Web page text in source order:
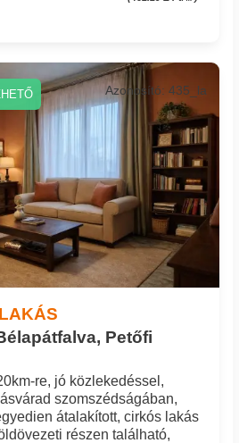
Petőfi
Azonosító: 435_la
re, jó közlekedéssel,
szomszédságában,
átalakított, cirkós lakás
részen található,